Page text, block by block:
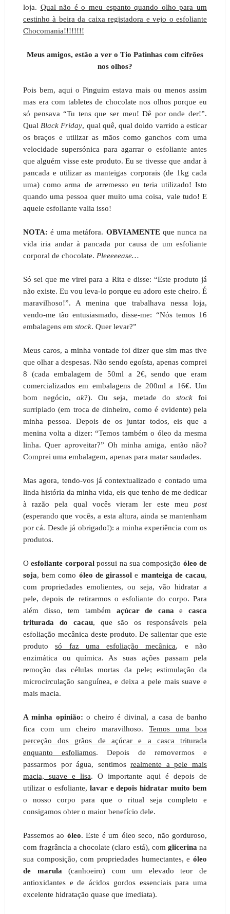
loja. Qual não é o meu espanto quando olho para um
cestinho à beira da caixa registadora e vejo o esfoliante
Chocomania!!!!!!!!
Meus amigos, estão a ver o Tio Patinhas com cifrões
nos olhos?
Pois bem, aqui o Pinguim estava mais ou menos assim
mas era com tabletes de chocolate nos olhos porque eu
só pensava “Tu tens que ser meu! Dê por onde der!”.
Qual Black Friday, qual quê, qual doido varrido a esticar
os braços e utilizar as mãos como ganchos com uma
velocidade supersónica para agarrar o esfoliante antes
que alguém visse este produto. Eu se tivesse que andar à
pancada e utilizar as manteigas corporais (de 1kg cada
uma) como arma de arremesso eu teria utilizado! Isto
quando uma pessoa quer muito uma coisa, vale tudo! E
aquele esfoliante valia isso!
NOTA: é uma metáfora. OBVIAMENTEque nunca na
vida iria andar à pancada por causa de um esfoliante
corporal de chocolate. Pleeeeease…
Só sei que me virei para a Rita e disse: “Este produto já
não existe. Eu vou leva-lo porque eu adoro este cheiro. É
maravilhoso!”. A menina que trabalhava nessa loja,
vendo-me tão entusiasmado, disse-me: “Nós temos 16
embalagens em stock. Quer levar?”
Meus caros, a minha vontade foi dizer que sim mas tive
que olhar a despesas. Não sendo egoísta, apenas comprei
8 (cada embalagem de 50ml a 2€, sendo que eram
comercializados em embalagens de 200ml a 16€. Um
bom negócio, ok?). Ou seja, metade dostock foi
surripiado (em troca de dinheiro, como é evidente) pela
minha pessoa. Depois de os juntar todos, eis que a
menina volta a dizer: “Temos também o óleo da mesma
linha. Quer aproveitar?” Oh minha amiga, então não?
Comprei uma embalagem, apenas para matar saudades.
Mas agora, tendo-vos já contextualizado e contado uma
linda história da minha vida, eis que tenho de me dedicar
à razão pela qual vocês vieram ler este meupost
(esperando que vocês, a esta altura, ainda se mantenham
por cá. Desde já obrigado!): a minha experiência com os
produtos.
Oesfoliante corporalpossui na sua composição óleo de
soja, bem como óleo de girassol e manteiga de cacau,
com propriedades emolientes, ou seja, vão hidratar a
pele, depois de retirarmos o esfoliante do corpo. Para
além disso, tem também açúcar de cana ecasca
triturada do cacau, que são os responsáveis pela
esfoliação mecânica deste produto. De salientar que este
produtosó faz uma esfoliação mecânica, e não
enzimática ou química. As suas ações passam pela
remoção das células mortas da pele; estimulação da
microcirculação sanguínea, e deixa a pele mais suave e
mais macia.
A minha opinião: o cheiro é divinal, a casa de banho
fica com um cheiro maravilhoso.Temos uma boa
perceção dos grãos de açúcar e a casca triturada
enquanto esfoliamos. Depois de removermos e
passarmos por água, sentimosrealmente a pele mais
macia, suave e lisa. O importante aqui é depois de
utilizar o esfoliante, lavar e depois hidratar muito bem
o nosso corpo para que o ritual seja completo e
consigamos obter o maior benefício dele.
Passemos ao óleo. Este é um óleo seco, não gorduroso,
com fragrância a chocolate (claro está), com glicerina na
sua composição, com propriedades humectantes, eóleo
de marula (canhoeiro) com um elevado teor de
antioxidantes e de ácidos gordos essenciais para uma
excelente hidratação quase que imediata).